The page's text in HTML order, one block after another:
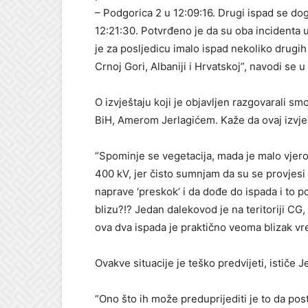
– Podgorica 2 u 12:09:16. Drugi ispad se
12:21:30. Potvrđeno je da su oba
je za posljedicu imalo ispad nekoliko
Crnoj Gori, Albaniji i Hrvatskoj”, navodi se
O izvještaju koji je objavljen razgovarali
BiH, Amerom Jerlagićem. Kaže da ovaj
“Spominje se vegetacija, mada je malo
400 kV, jer čisto sumnjam da su se
naprave ‘preskok’ i da dođe do ispada i to
blizu?!? Jedan dalekovod je na teritoriji
ova dva ispada je praktično veoma blizak
Ovakve situacije je teško predvijeti, ističe
“Ono što ih može preduprijediti je to da